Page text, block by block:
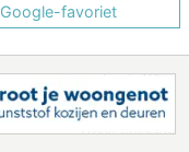
favoriet